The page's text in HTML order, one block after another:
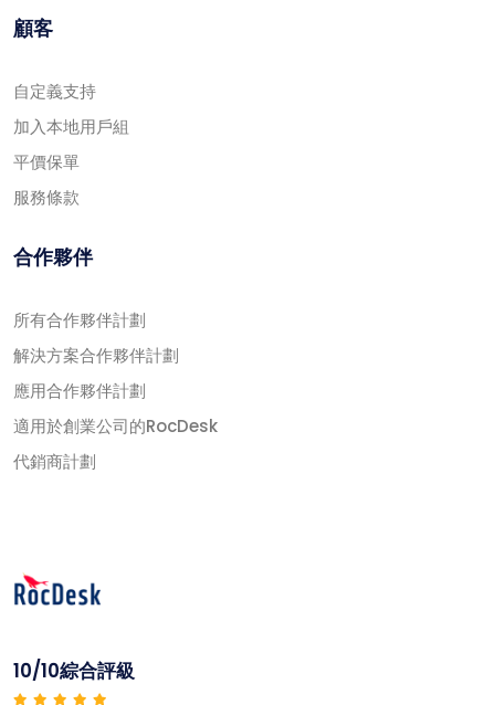
顧客
自定義支持
加入本地用戶組
平價保單
服務條款
合作夥伴
所有合作夥伴計劃
解決方案合作夥伴計劃
應用合作夥伴計劃
適用於創業公司的RocDesk
代銷商計劃
10/10綜合評級